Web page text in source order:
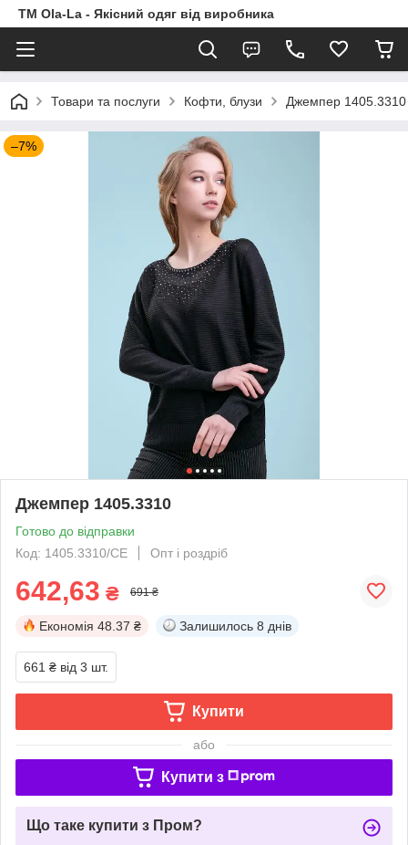
TM Ola-La - Якісний одяг від виробника
Товари та послуги Кофти, блузи Джемпер 1405.3310
–7%
Джемпер 1405.3310
Готово до відправки
Код: 1405.3310/СЕ
Опт і роздріб
642,63 ₴ 691 ₴
Економія 48.37 ₴ Залишилось 8 днів
661 ₴ від 3 шт.
Купити
або
Купити з
Що таке купити з Пром?